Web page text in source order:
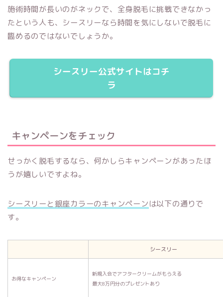
施術時間が長いのがネックで、全身脱毛に挑戦できなかっ
たという人も、シースリーなら時間を気にしないで脱毛に
臨めるのではないでしょうか。
シースリー公式サイトはコチ
ラ
キャンペーンをチェック
せっかく脱毛するなら、何かしらキャンペーンがあったほ
うが嬉しいですよね。
シースリーと銀座カラーのキャンペーンは以下の通りで
す。
シースリー
お得なキャンペーン
新規入会でアフタークリームがもらえる
最大8万円分のプレゼントあり